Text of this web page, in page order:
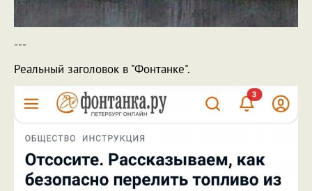
---
Реальный заголовок в "Фонтанке".